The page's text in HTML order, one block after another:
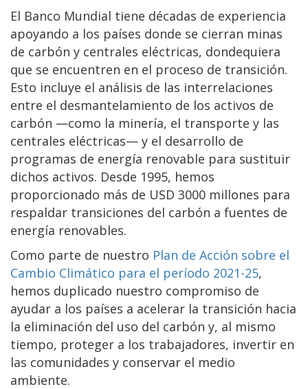
El Banco Mundial tiene décadas de experiencia
apoyando a los países donde se cierran minas
de carbón y centrales eléctricas, dondequiera
que se encuentren en el proceso de transición.
Esto incluye el análisis de las interrelaciones
entre el desmantelamiento de los activos de
carbón —como la minería, el transporte y las
centrales eléctricas— y el desarrollo de
programas de energía renovable para sustituir
dichos activos. Desde 1995, hemos
proporcionado más de USD 3000 millones para
respaldar transiciones del carbón a fuentes de
energía renovables.
Como parte de nuestro Plan de Acción sobre el
Cambio Climático para el período 2021-25,
hemos duplicado nuestro compromiso de
ayudar a los países a acelerar la transición hacia
la eliminación del uso del carbón y, al mismo
tiempo, proteger a los trabajadores, invertir en
las comunidades y conservar el medio
ambiente.